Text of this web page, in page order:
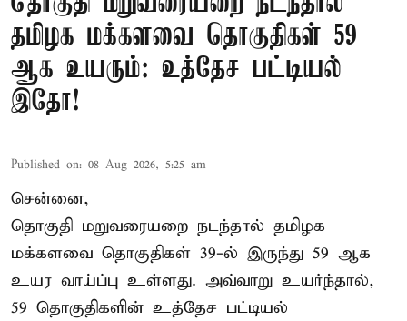
தமிழக மக்களவை தொகுதிகள் 59
ஆக உயரும்: உத்தேச பட்டியல்
இதோ!
Published on: 08 Aug 2026, 5:25 am
சென்னை,
தொகுதி மறுவரையறை நடந்தால் தமிழக
மக்களவை தொகுதிகள் 39-ல் இருந்து 59 ஆக
உயர வாய்ப்பு உள்ளது. அவ்வாறு உயர்ந்தால்,
59 தொகுதிகளின் உத்தேச பட்டியல்